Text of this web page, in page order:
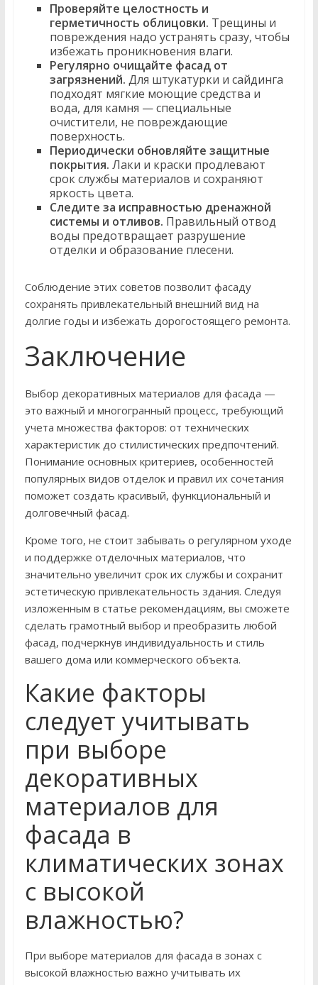
Проверяйте целостность и
герметичность облицовки. Трещины и
повреждения надо устранять сразу, чтобы
избежать проникновения влаги.
Регулярно очищайте фасад от
загрязнений. Для штукатурки и сайдинга
подходят мягкие моющие средства и
вода, для камня — специальные
очистители, не повреждающие
поверхность.
Периодически обновляйте защитные
покрытия. Лаки и краски продлевают
срок службы материалов и сохраняют
яркость цвета.
Следите за исправностью дренажной
системы и отливов. Правильный отвод
воды предотвращает разрушение
отделки и образование плесени.
Соблюдение этих советов позволит фасаду
сохранять привлекательный внешний вид на
долгие годы и избежать дорогостоящего ремонта.
Заключение
Выбор декоративных материалов для фасада —
это важный и многогранный процесс, требующий
учета множества факторов: от технических
характеристик до стилистических предпочтений.
Понимание основных критериев, особенностей
популярных видов отделок и правил их сочетания
поможет создать красивый, функциональный и
долговечный фасад.
Кроме того, не стоит забывать о регулярном уходе
и поддержке отделочных материалов, что
значительно увеличит срок их службы и сохранит
эстетическую привлекательность здания. Следуя
изложенным в статье рекомендациям, вы сможете
сделать грамотный выбор и преобразить любой
фасад, подчеркнув индивидуальность и стиль
вашего дома или коммерческого объекта.
Какие факторы
следует учитывать
при выборе
декоративных
материалов для
фасада в
климатических зонах
с высокой
влажностью?
При выборе материалов для фасада в зонах с
высокой влажностью важно учитывать их